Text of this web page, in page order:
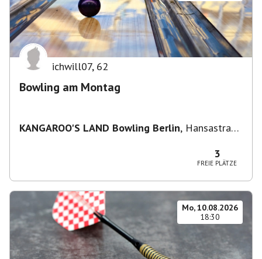
ichwill07, 62
Bowling am Montag
KANGAROO'S LAND Bowling Berlin, Hansastraße
3
FREIE PLÄTZE
Mo, 10.08.2026
18:30